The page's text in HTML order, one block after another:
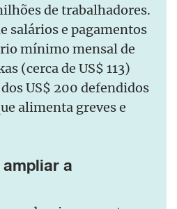
de trabalhadores.
salários e pagamentos
mínimo mensal de
(cerca de US$ 113)
US$ 200 defendidos
alimenta greves e
a